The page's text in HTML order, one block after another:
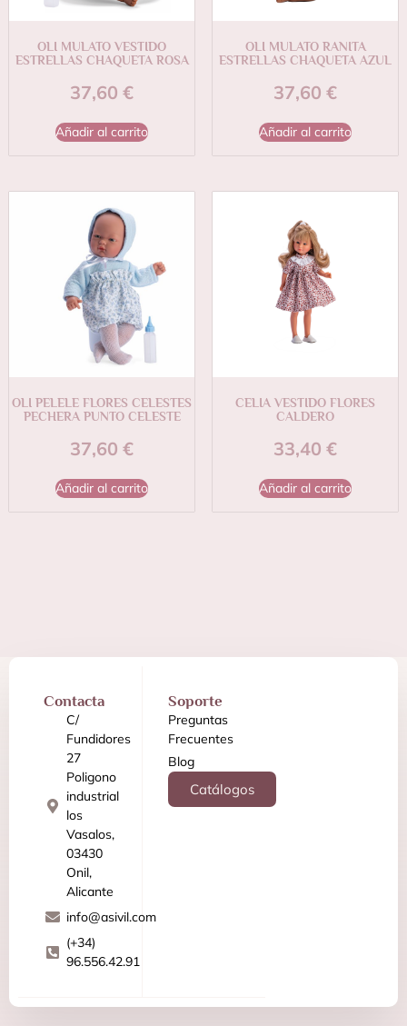
OLI MULATO VESTIDO
ESTRELLAS CHAQUETA ROSA
37,60 €
Añadir al carrito
OLI MULATO RANITA
ESTRELLAS CHAQUETA AZUL
37,60 €
Añadir al carrito
OLI PELELE FLORES CELESTES
PECHERA PUNTO CELESTE
37,60 €
Añadir al carrito
CELIA VESTIDO FLORES
CALDERO
33,40 €
Añadir al carrito
Contacta
C/
Fundidores
27
Poligono
industrial
los
Vasalos,
03430
Onil,
Alicante
info@asivil.com
(+34)
96.556.42.91
Soporte
Preguntas
Frecuentes
Blog
Catálogos